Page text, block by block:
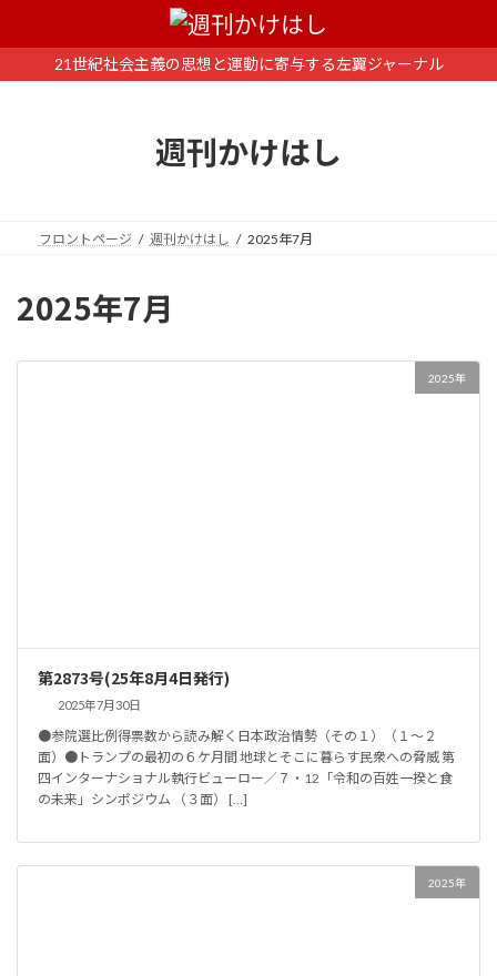
ン
ー
21世紀社会主義の思想と運動に寄与する左翼ジャーナル
週刊かけはし
フロントページ 週刊かけはし 2025年7月
2025年7月
2025年
第2873号(25年8月4日発行)
2025年7月30日
●参院選比例得票数から読み解く日本政治情勢（その１）（１～２
面）●トランプの最初の６ケ月間 地球とそこに暮らす民衆への脅威 第
四インターナショナル執行ビューロー／７・12「令和の百姓一揆と食
の未来」シンポジウム （３面） […]
2025年